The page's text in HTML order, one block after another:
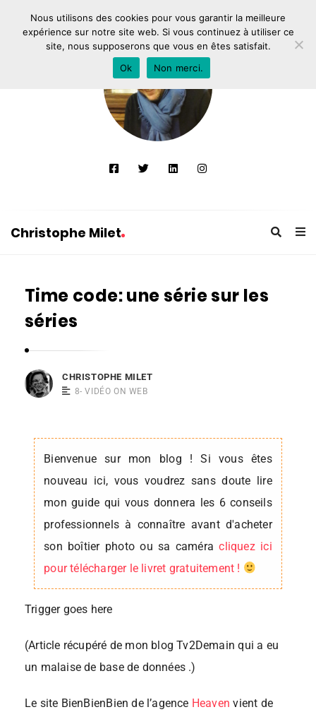
Christophe Milet
Time code: une série sur les
séries
CHRISTOPHE MILET
8- VIDÉO ON WEB
Bienvenue sur mon blog ! Si vous êtes
nouveau ici, vous voudrez sans doute lire
mon guide qui vous donnera les 6 conseils
professionnels à connaître avant d'acheter
son boîtier photo ou sa caméracliquez ici
pour télécharger le livret gratuitement !
Trigger goes here
(Article récupéré de mon blog Tv2Demain qui a eu
un malaise de base de données .)
Le site BienBienBien de l’agence Heaven vient de
Nous utilisons des cookies pour vous garantir la meilleure
expérience sur notre site web. Si vous continuez à utiliser ce
site, nous supposerons que vous en êtes satisfait.
Ok
Non merci.